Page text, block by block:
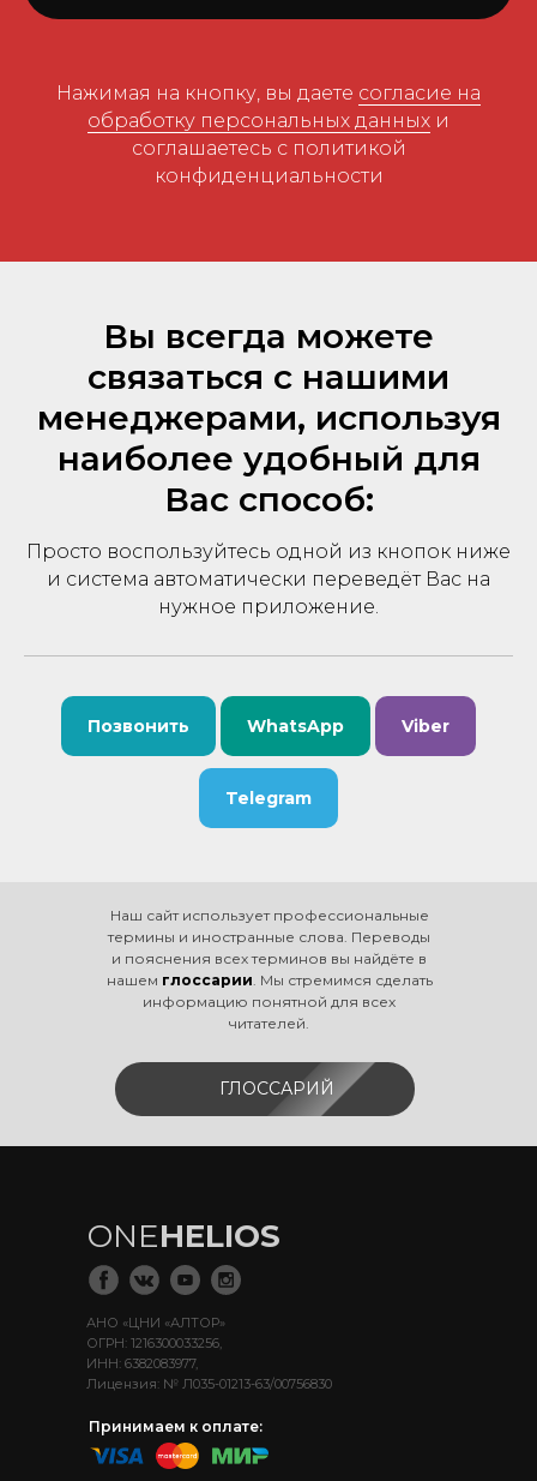
Нажимая на кнопку, вы даете согласие на
обработку персональных данных и
соглашаетесь c политикой
конфиденциальности
Вы всегда можете
связаться с нашими
менеджерами, используя
наиболее удобный для
Вас способ:
Просто воспользуйтесь одной из кнопок ниже
и система автоматически переведёт Вас на
нужное приложение.
Позвонить WhatsApp Viber
Telegram
Наш сайт использует профессиональные
термины и иностранные слова. Переводы
и пояснения всех терминов вы найдёте в
нашем глоссарии. Мы стремимся сделать
информацию понятной для всех
читателей.
ГЛОССАРИЙ
АНО «ЦНИ «АЛТОР»
ОГРН: 1216300033256,
ИНН: 6382083977,
Лицензия: № Л035-01213-63/00756830
Принимаем к оплате:
ONEHELIOS